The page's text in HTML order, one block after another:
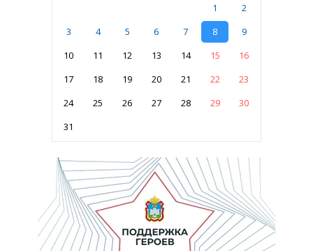
1
2
3
4 5 6 7 8
9
10
11 12 13 14 15
16
17
18 19 20 21 22
23
24
25 26 27 28 29
30
31